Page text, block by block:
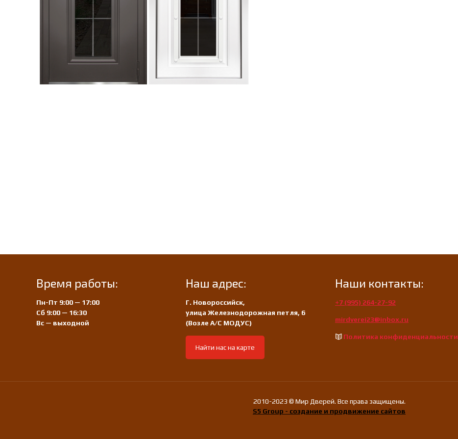
Время работы:
Пн-Пт 9:00 — 17:00
Сб 9:00 — 16:30
Вс — выходной
Наш адрес:
Г. Новороссийск,
улица Железнодорожная петля, 6
(Возле А/С МОДУС)
Найти нас на карте
Наши контакты:
+7 (995) 264-27-92
mirdverei23@inbox.ru
Политика конфиденциальности
2010-2023 © Мир Дверей. Все права защищены.
S5 Group - создание и продвижение сайтов